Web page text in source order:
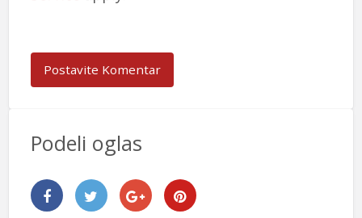
Podeli oglas